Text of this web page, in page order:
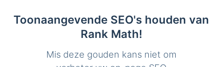
Toonaangevende SEO's houden van
Rank Math!
Mis deze gouden kans niet om